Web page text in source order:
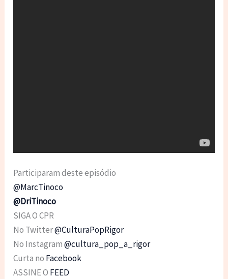
Participaram deste episódio
@MarcTinoco
@DriTinoco
SIGA O CPR
No Twitter@CulturaPopRigor
No Instagram@cultura_pop_a_rigor
Curta no Facebook
ASSINE O FEED